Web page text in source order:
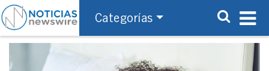
Categorías